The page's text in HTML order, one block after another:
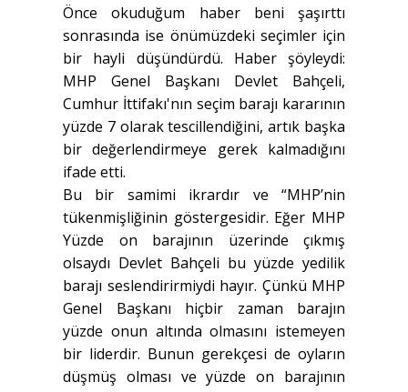
Önce okuduğum haber beni şaşırttı
sonrasında ise önümüzdeki seçimler için
bir hayli düşündürdü. Haber şöyleydi:
MHP Genel Başkanı Devlet Bahçeli,
Cumhur İttifakı'nın seçim barajı kararının
yüzde 7 olarak tescillendiğini, artık başka
bir değerlendirmeye gerek kalmadığını
ifade etti.
Bu bir samimi ikrardır ve “MHP’nin
tükenmişliğinin göstergesidir. Eğer MHP
Yüzde on barajının üzerinde çıkmış
olsaydı Devlet Bahçeli bu yüzde yedilik
barajı seslendirirmiydi hayır. Çünkü MHP
Genel Başkanı hiçbir zaman barajın
yüzde onun altında olmasını istemeyen
bir liderdir. Bunun gerekçesi de oyların
düşmüş olması ve yüzde on barajının